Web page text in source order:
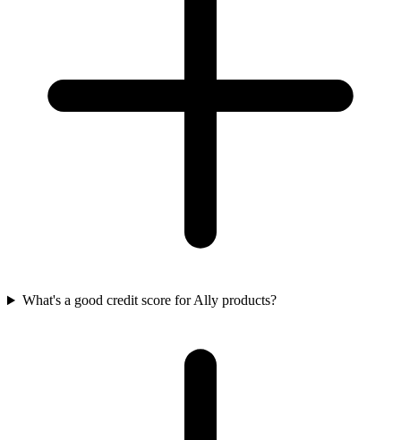
What's a good credit score for Ally products?